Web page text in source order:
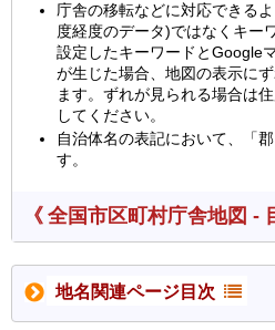
庁舎の移転などに対応できる
度経度のデータ)ではなくキー
設定したキーワードとGoogle
が生じた場合、地図の表示に
ます。ずれが見られる場合は
してください。
自治体名の表記において、「
す。
《 全国市区町村庁舎地図 -
地名関連ページ目次